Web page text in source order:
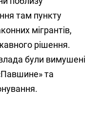
там пункту
мігрантів,
рішення.
були вимушені
та